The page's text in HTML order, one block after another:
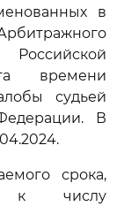
в
времени
судьей
В
срока,
к числу